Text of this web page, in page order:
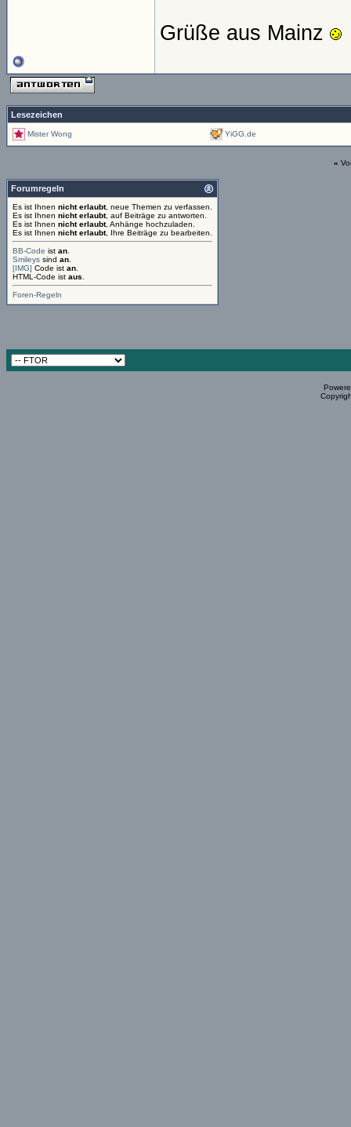
Grüße aus Mainz
Lesezeichen
Mister Wong YiGG.de
«
Forumregeln
Es ist Ihnen nicht erlaubt, neue Themen zu verfassen.
Es ist Ihnen nicht erlaubt, auf Beiträge zu antworten.
Es ist Ihnen nicht erlaubt, Anhänge hochzuladen.
Es ist Ihnen nicht erlaubt, Ihre Beiträge zu bearbeiten.
BB-Code ist an
Smileys sind an
[IMG] Code ist an
HTML-Code ist aus
Foren-Regeln